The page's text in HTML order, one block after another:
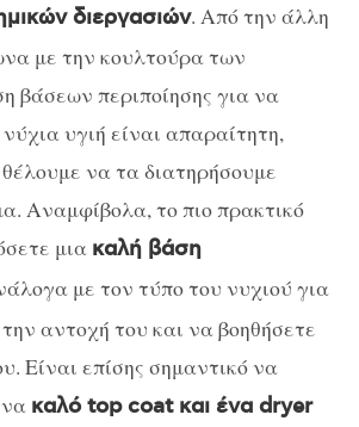
διεργασιών. Από την άλλη
με την κουλτούρα των
βάσεων περιποίησης για να
υγιή είναι απαραίτητη,
να τα διατηρήσουμε
Αναμφίβολα, το πιο πρακτικό
μια καλή βάση
με τον τύπο του νυχιού για
αντοχή του και να βοηθήσετε
Είναι επίσης σημαντικό να
καλό top coat και ένα dryer